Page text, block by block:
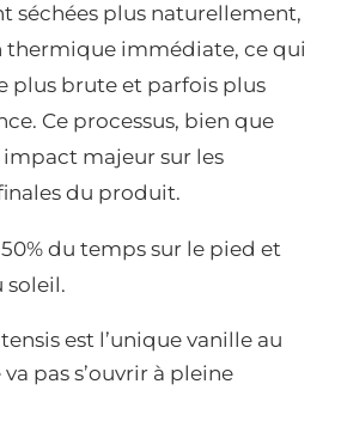
séchées plus naturellement,
thermique immédiate, ce qui
plus brute et parfois plus
Ce processus, bien que
majeur sur les
du produit.
du temps sur le pied et
soleil.
est l’unique vanille au
pas s’ouvrir à pleine